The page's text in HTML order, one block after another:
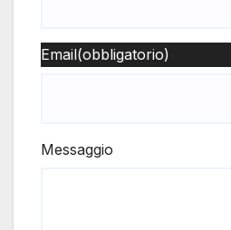
Email(obbligatorio)
Messaggio